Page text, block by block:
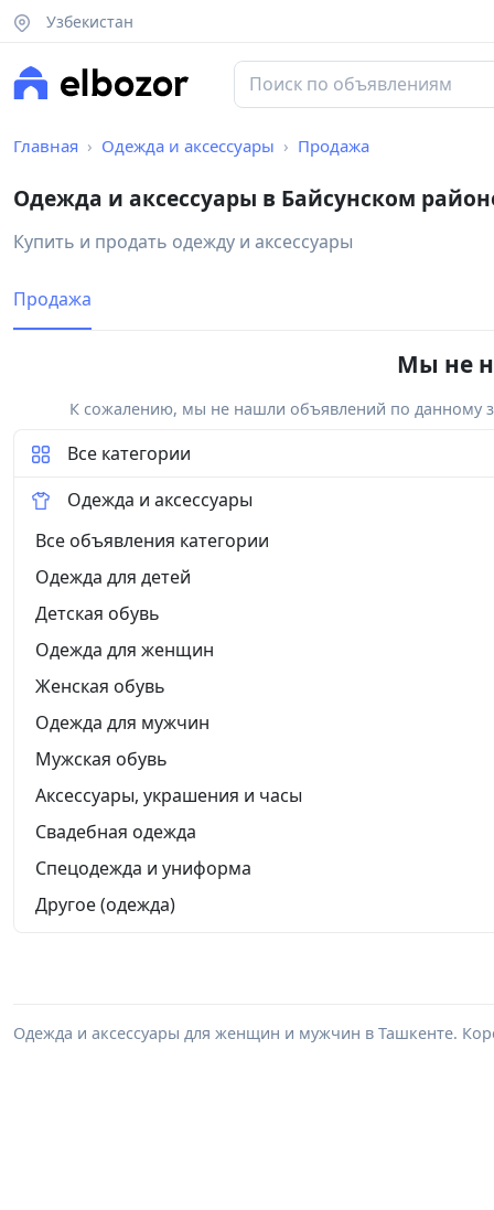
Узбекистан
Главная Одежда и аксессуары Продажа
Одежда и аксессуары в Байсунском
Купить и продать одежду и аксессуары
Продажа
Мы не
К сожалению, мы не нашли объявлений по данному
Все категории
Одежда и аксессуары
Все объявления категории
Одежда для детей
Детская обувь
Одежда для женщин
Женская обувь
Одежда для мужчин
Мужская обувь
Аксессуары, украшения и часы
Свадебная одежда
Спецодежда и униформа
Другое (одежда)
Одежда и аксессуары для женщин и мужчин в Ташкенте.